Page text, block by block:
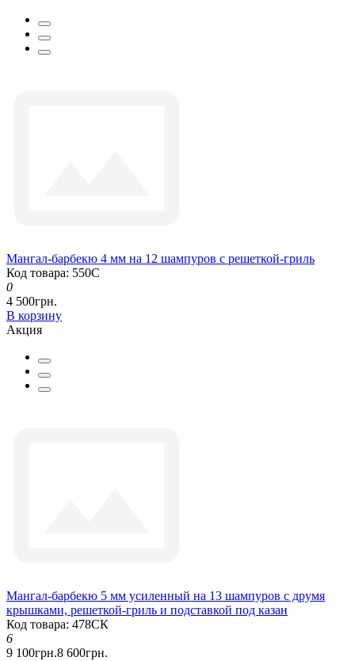
Мангал-барбекю 4 мм на 12 шампуров с решеткой-гриль
Код товара: 550С
0
4 500грн.
В корзину
Акция
Мангал-барбекю 5 мм усиленный на 13 шампуров с друмя
крышками, решеткой-гриль и подставкой под казан
Код товара: 478СК
6
9 100грн.8 600грн.